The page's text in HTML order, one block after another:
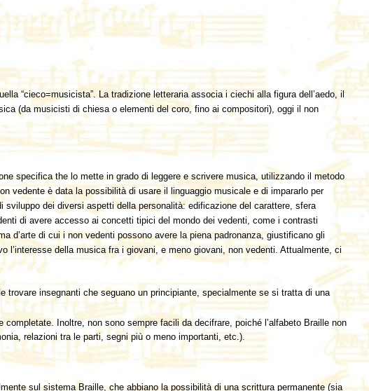
“cieco=musicista”. La tradizione letteraria associa i ciechi alla figura dell’aedo, il
(da musicisti di chiesa o elementi del coro, fino ai compositori), oggi il non
specifica the lo mette in grado di leggere e scrivere musica, utilizzando il metodo
vedente è data la possibilità di usare il linguaggio musicale e di impararlo per
dei diversi aspetti della personalità: edificazione del carattere, sfera
di avere accesso ai concetti tipici del mondo dei vedenti, come i contrasti
di cui i non vedenti possono avere la piena padronanza, giustificano gli
della musica fra i giovani, e meno giovani, non vedenti. Attualmente, ci
insegnanti che seguano un principiante, specialmente se si tratta di una
Inoltre, non sono sempre facili da decifrare, poiché l’alfabeto Braille non
relazioni tra le parti, segni più o meno importanti, etc.).
sul sistema Braille, che abbiano la possibilità di una scrittura permanente (sia